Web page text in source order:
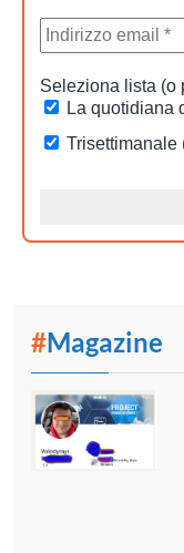
#Magazine